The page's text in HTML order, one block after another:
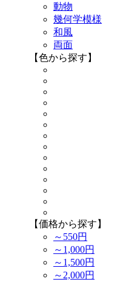
動物
幾何学模様
和風
両面
【色から探す】
【価格から探す】
～550円
～1,000円
～1,500円
～2,000円